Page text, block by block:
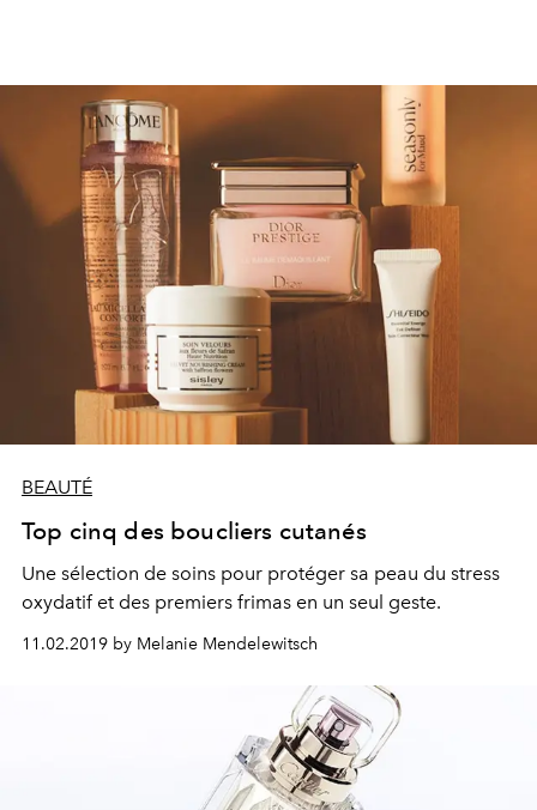
BEAUTÉ
Top cinq des boucliers cutanés
Une sélection de soins pour protéger sa peau du stress
oxydatif et des premiers frimas en un seul geste.
11.02.2019 by Melanie Mendelewitsch